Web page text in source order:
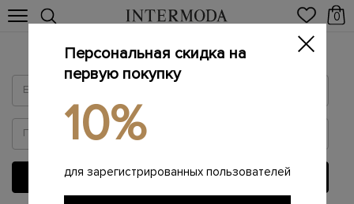
0
Войти
ВОЙТИ
Персональная скидка на
первую покупку
10%
для зарегистрированных пользователей